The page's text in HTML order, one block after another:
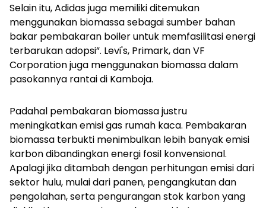
Selain itu, Adidas juga memiliki ditemukan
menggunakan biomassa sebagai sumber bahan
bakar pembakaran boiler untuk memfasilitasi energi
terbarukan adopsi”. Levi's, Primark, dan VF
Corporation juga menggunakan biomassa dalam
pasokannya rantai di Kamboja.
Padahal pembakaran biomassa justru
meningkatkan emisi gas rumah kaca. Pembakaran
biomassa terbukti menimbulkan lebih banyak emisi
karbon dibandingkan energi fosil konvensional.
Apalagi jika ditambah dengan perhitungan emisi dari
sektor hulu, mulai dari panen, pengangkutan dan
pengolahan, serta pengurangan stok karbon yang